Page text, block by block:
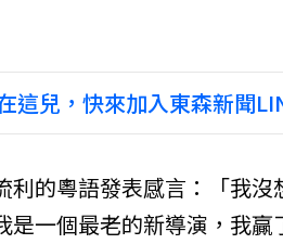
這兒，快來加入東森新聞
利的粵語發表感言：「我
是一個最老的新導演，我